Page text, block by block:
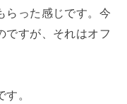
らった感じです。今
ですが、それはオフ
。